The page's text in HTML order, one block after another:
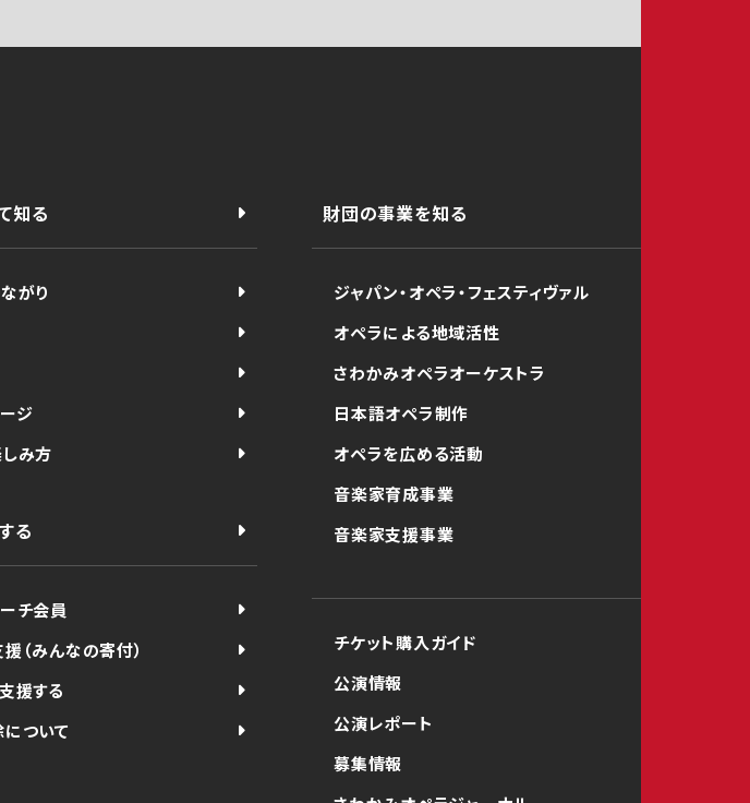
知る
がり
ジ
み方
る
チ会員
（みんなの寄付）
援する
ついて
財団の事業を知る
ジャパン・オペラ・フェスティヴァル
オペラによる地域活性
さわかみオペラオーケストラ
日本語オペラ制作
オペラを広める活動
音楽家育成事業
音楽家支援事業
チケット購入ガイド
公演情報
公演レポート
募集情報